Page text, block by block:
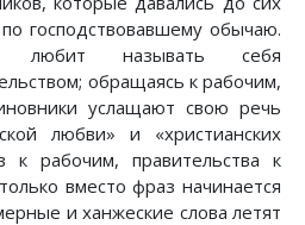
господствовавшему обычаю.
любит называть себя
обращаясь к рабочим,
услащают свою речь
любви» и «христианских
к рабочим, правительства к
вместо фраз начинается
и ханжеские слова летят